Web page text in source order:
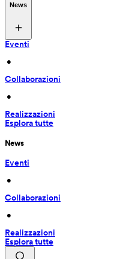
News
Eventi
•
Collaborazioni
•
Realizzazioni
Esplora tutte
News
Eventi
•
Collaborazioni
•
Realizzazioni
Esplora tutte